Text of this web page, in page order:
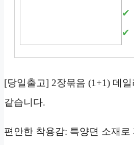
[당일출고] 2장묶음 (1+1) 데
같습니다.
편안한 착용감: 특양면 소재